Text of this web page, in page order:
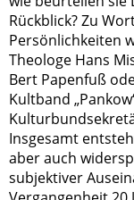
Rückblick? Zu
Persönlichkeiten
Theologe Hans
Bert Papenfuß
Kultband
Insgesamt
aber auch
subjektiver